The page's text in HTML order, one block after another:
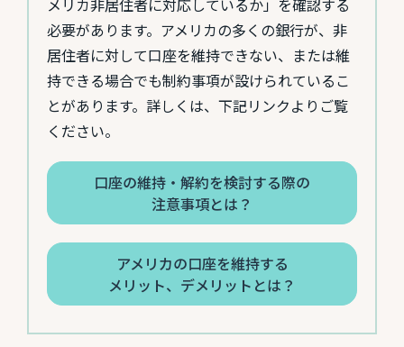
必要があります。アメリカの多くの銀行が、非
居住者に対して口座を維持できない、または維
持できる場合でも制約事項が設けられているこ
とがあります。詳しくは、下記リンクよりご覧
ください。
口座の維持・解約を検討する際の
注意事項とは？
アメリカの口座を維持する
メリット、デメリットとは？